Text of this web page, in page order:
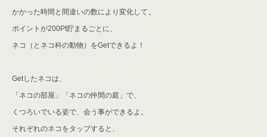
かかった時間と間違いの数により変化して 、
ポイントが200Pt貯まるごとに、
ネコ（とネコ科の動物）をGetできるよ！
Getしたネコは、
「ネコの部屋」「ネコの仲間の庭」で、
くつろいでいる姿で、会う事ができるよ。
それぞれのネコをタップすると、